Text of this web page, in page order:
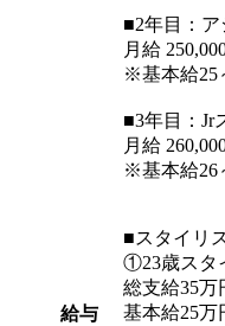
給与
■2年目：ア
月給
※基本給25
■3年目：Jr
月給
※基本給26
■スタイリ
①23歳スタ
総支給35万
基本給25万